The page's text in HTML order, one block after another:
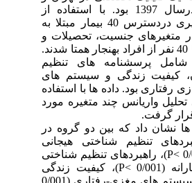
افراد بهنجار درسال 1397 بود. با استفاده از
روش­ نمونه­ گیری دردسترس 40 بیمار مبتلا به
متغیرهای جنسیت، تحصیلات و
وضعیت تاهل با 40 نفر از افراد بهنجار همتا شدند.
پرسشنامه ­های تنظیم
کیفیت زندگی و سیستم­ های
رفتاری بود. داده ­ها با استفاده
واریانس چند متغیره مورد
گرفت.
نشان داد که بین دو گروه در
تنظیم شناختی هیجانی
P)، راهبردهای تنظیم شناختی
001 >
P)، کیفیت زندگی
) و سیستم­ های مغزی-رفتاری (0/001